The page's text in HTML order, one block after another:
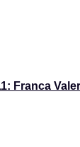
Franca